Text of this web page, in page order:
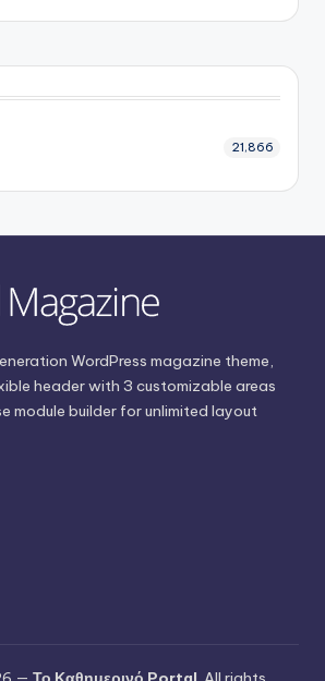
21,866
WordPress magazine theme,
header with 3 customizable areas
module builder for unlimited layout